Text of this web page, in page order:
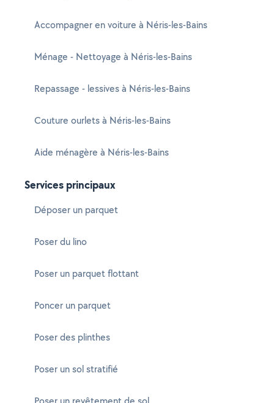
Accompagner en voiture à Néris-les-Bains
Ménage - Nettoyage à Néris-les-Bains
Repassage - lessives à Néris-les-Bains
Couture ourlets à Néris-les-Bains
Aide ménagère à Néris-les-Bains
Services principaux
Déposer un parquet
Poser du lino
Poser un parquet flottant
Poncer un parquet
Poser des plinthes
Poser un sol stratifié